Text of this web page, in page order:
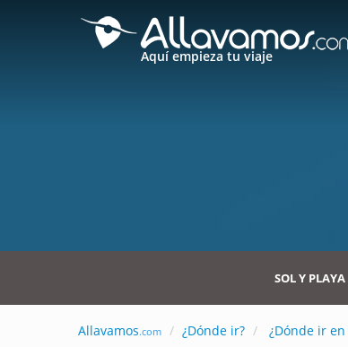
Aquí empieza tu viaje
SOL Y PLAYA
Allavamos.com ¿Dónde ir? ¿Dónde ir